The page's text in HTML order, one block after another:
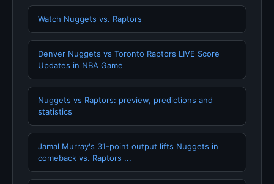
Watch Nuggets vs. Raptors
Denver Nuggets vs Toronto Raptors LIVE Score
Updates in NBA Game
Nuggets vs Raptors: preview, predictions and
statistics
Jamal Murray's 31-point output lifts Nuggets in
comeback vs. Raptors ...